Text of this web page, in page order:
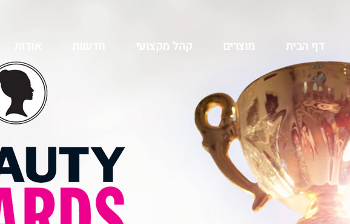
דף הבית מוצרים קהל מקצועי